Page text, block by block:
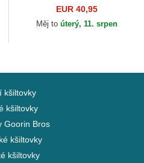
San Diego Padres MLB New
EUR 40,95
Měj to úterý, 11. srpen
kšiltovky
kšiltovky
Goorin Bros
kšiltovky
kšiltovky